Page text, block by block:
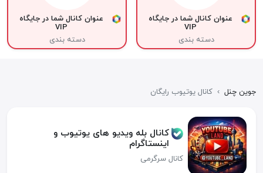
عنوان کانال شما در جایگاه
VIP
دسته بندی
عنوان کانال شما در جایگاه
VIP
دسته بندی
جوین چنل › کانال یوتیوب رایگان
کانال بله ویدیو های یوتیوب و
اینستاگرام
کانال سرگرمی